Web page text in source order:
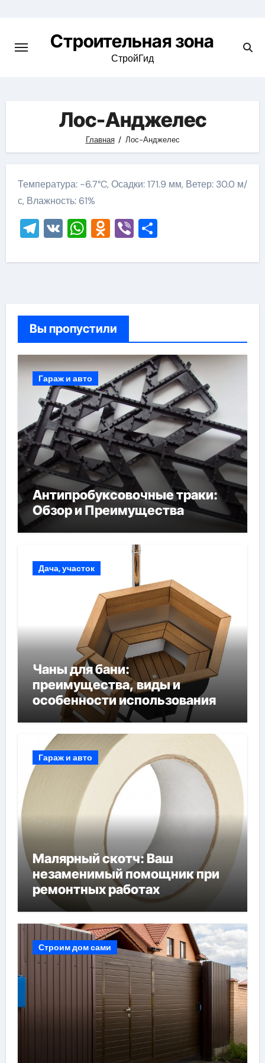
content
Строительная зона
СтройГид
Лос-Анджелес
Главная Лос-Анджелес
Температура: -6.7°C, Осадки: 171.9 мм, Ветер: 30.0 м/
с, Влажность: 61%
Telegram
VKWhatsApp
Odnoklassniki
ViberОтправить
Вы пропустили
Гараж и авто
Антипробуксовочные траки:
Обзор и Преимущества
Дача, участок
Чаны для бани:
преимущества, виды и
особенности использования
Гараж и авто
Малярный скотч: Ваш
незаменимый помощник при
ремонтных работах
Строим дом сами